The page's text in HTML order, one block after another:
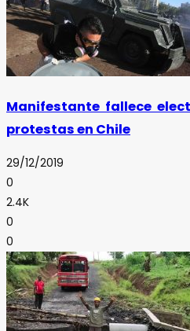
Manifestante fallece
protestas en Chile
29/12/2019
0
2.4K
0
0